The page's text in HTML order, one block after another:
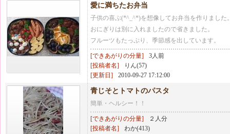
愛に満ちたお弁当
子供の喜ぶ(*^_^*)を想像してお弁当を作りました
おにぎりは別に入れましたので省きました。
フルーツもたっぷり、季節感を出しています。
[できあがりの分量]
3人前
[投稿者名]
りん(57)
[更新日]
2010-09-27 17:12:00
青じそとトマトのパスタ
簡単・ヘルシー！！
[できあがりの分量]
２人分
[投稿者名]
わか(413)